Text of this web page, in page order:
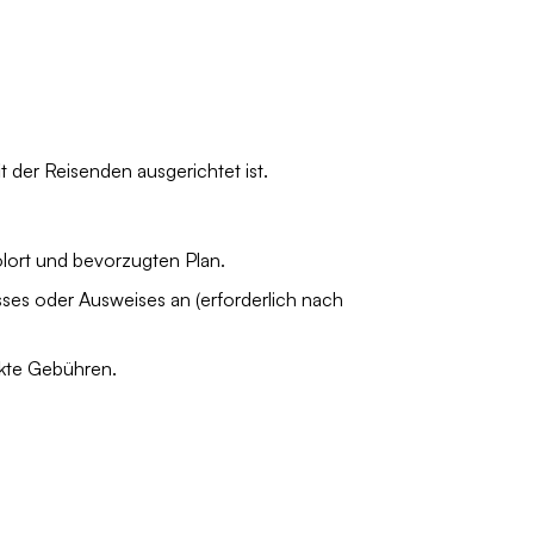
der Reisenden ausgerichtet ist.
und bevorzugten Plan.
oder Ausweises an (erforderlich nach
Gebühren.